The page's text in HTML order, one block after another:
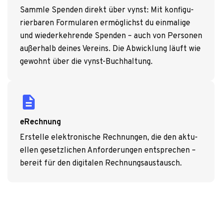
Sammle Spen­den direkt über vynst: Mit kon­fi­gu­
rier­ba­ren For­mu­la­ren ermög­lichst du ein­ma­lige
und wie­der­keh­rende Spen­den – auch von Per­so­nen
außer­halb dei­nes Ver­eins. Die Abwick­lung läuft wie
gewohnt über die vynst-Buch­hal­tung.
descrip­tion
eRechnung
Erstelle elek­tro­ni­sche Rech­nun­gen, die den aktu­
el­len gesetz­li­chen Anfor­de­run­gen ent­spre­chen –
bereit für den digi­ta­len Rech­nungs­aus­tausch.